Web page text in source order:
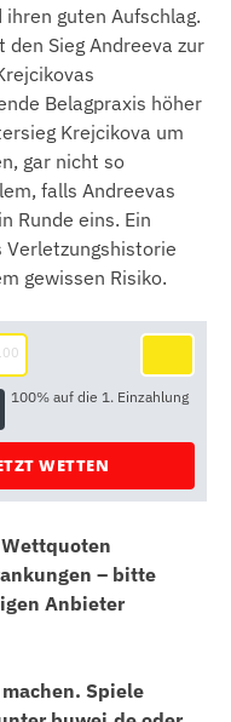
guten Aufschlag.
Sieg Andreeva zur
Belagpraxis höher
Krejcikova um
gar nicht so
falls Andreevas
Runde eins. Ein
Verletzungshistorie
gewissen Risiko.
100% auf die 1. Einzahlung
WETTEN
– bitte
Anbieter
Spiele